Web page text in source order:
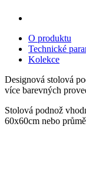
O produktu
Technické
Kolekce
Designová stolová
více barevných
Stolová podnož
60x60cm nebo